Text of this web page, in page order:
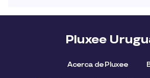
Pluxee
Acerca de Pluxee